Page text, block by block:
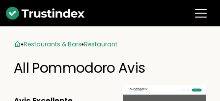
Restaurants & Bars Restaurant
All Pommodoro Avis